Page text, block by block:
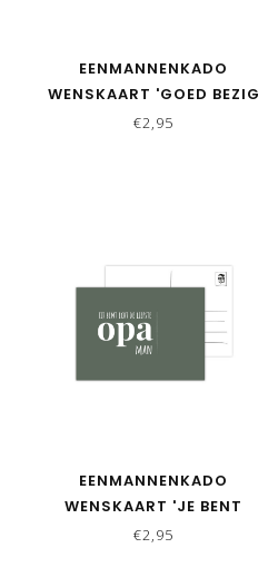
EENMANNENKADO
WENSKAART 'GOED BEZIG
MAN'
€2,95
EENMANNENKADO
WENSKAART 'JE BENT
ECHT DE LIEFSTE OPA
€2,95